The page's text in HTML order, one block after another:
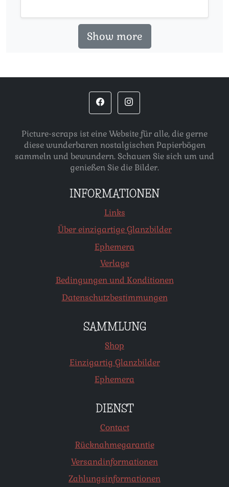
Show more
Picture-scraps ist eine Website für alle, die gerne
diese wunderbaren nostalgischen Papierbögen
sammeln und bewundern. Schauen Sie sich um und
genießen Sie die Bilder.
INFORMATIONEN
Links
Über einzigartige Glanzbilder
Ephemera
Verlage
Bedingungen und Konditionen
Datenschutzbestimmungen
SAMMLUNG
Shop
Einzigartig Glanzbilder
Ephemera
DIENST
Contact
Rücknahmegarantie
Versandinformationen
Zahlungsinformationen